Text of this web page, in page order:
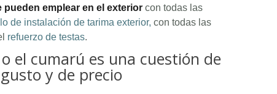
pueden emplear en el exterior con todas las
de instalación de tarima exterior, con todas las
refuerzo de testas.
el cumarú es una cuestión de
gusto y de precio